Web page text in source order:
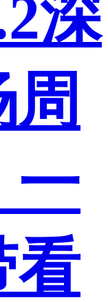
深
一
看